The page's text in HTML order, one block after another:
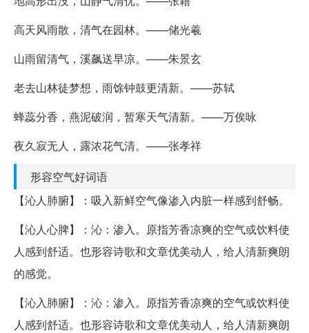
高天风雨散，清气在园林。——储光羲
山雨留清气，溪飙送早凉。——朱景玄
老去山林徒梦想，雨馀钟鼓更清新。——苏轼
蜂蕊分香，燕泥破润，暂寒天气清新。——万俟咏
夜久寂无人，露浓花气清。——张孝祥
形容空气好词语
【沁人肺腑】：吸入新鲜空气像渗入内脏一样感到舒畅。
【沁人心脾】：沁：渗入。原指芳香凉爽的空气或饮料使
人感到舒适。也形容诗歌和文章优美动人，给人清新爽朗
的感觉。
【沁入肺腑】：沁：渗入。原指芳香凉爽的空气或饮料使
人感到舒适。也形容诗歌和文章优美动人，给人清新爽朗